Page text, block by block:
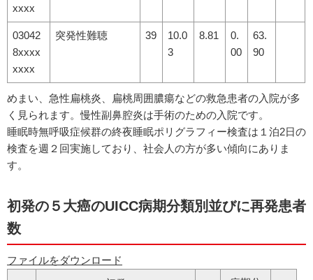
xxxx
03042
8xxxx
xxxx
突発性難聴 39
10.0
3
8.81
0.
00
63.
90
めまい、急性扁桃炎、扁桃周囲膿瘍などの救急患者の入院が多
く見られます。慢性副鼻腔炎は手術のための入院です。
睡眠時無呼吸症候群の終夜睡眠ポリグラフィー検査は１泊2日の
検査を週２回実施しており、社会人の方が多い傾向にありま
す。
初発の５大癌のUICC病期分類別並びに再発患者
数
ファイルをダウンロード